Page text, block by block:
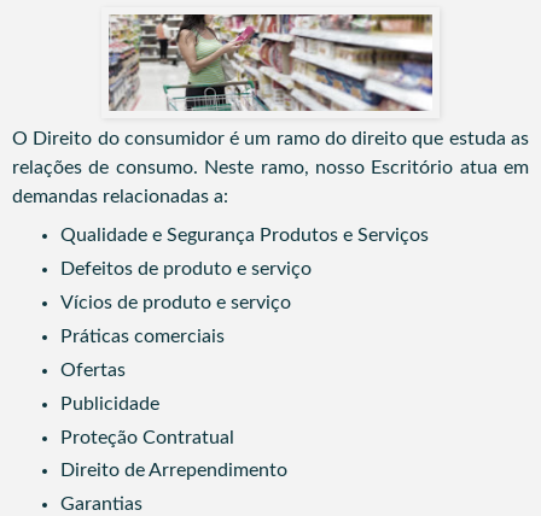
O Direito do consumidor é um ramo do direito que estuda as
relações de consumo. Neste ramo, nosso Escritório atua em
demandas relacionadas a:
Qualidade e Segurança Produtos e Serviços
Defeitos de produto e serviço
Vícios de produto e serviço
Práticas comerciais
Ofertas
Publicidade
Proteção Contratual
Direito de Arrependimento
Garantias